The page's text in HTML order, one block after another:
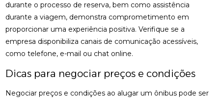
durante o processo de reserva, bem como assistência
durante a viagem, demonstra comprometimento em
proporcionar uma experiência positiva. Verifique se a
empresa disponibiliza canais de comunicação acessíveis,
como telefone, e-mail ou chat online.
Dicas para negociar preços e condições
Negociar preços e condições ao alugar um ônibus pode ser